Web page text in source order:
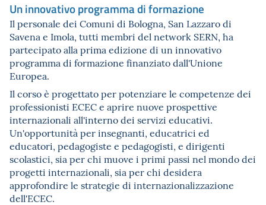
Un innovativo programma di formazione
Il personale dei Comuni di Bologna, San Lazzaro di
Savena e Imola, tutti membri del network SERN, ha
partecipato alla prima edizione di un innovativo
programma di formazione finanziato dall'Unione
Europea.
Il corso è progettato per potenziare le competenze dei
professionisti ECEC e aprire nuove prospettive
internazionali all'interno dei servizi educativi.
Un'opportunità per insegnanti, educatrici ed
educatori, pedagogiste e pedagogisti, e dirigenti
scolastici, sia per chi muove i primi passi nel mondo dei
progetti internazionali, sia per chi desidera
approfondire le strategie di internazionalizzazione
dell'ECEC.